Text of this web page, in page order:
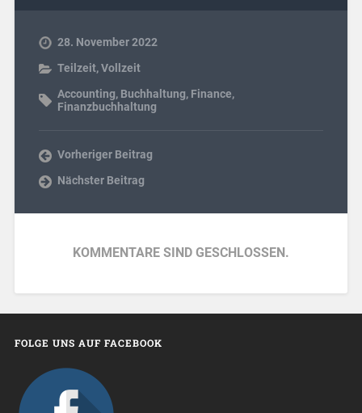
28. November 2022
Teilzeit,Vollzeit
Accounting, Buchhaltung, Finance,
Finanzbuchhaltung
Vorheriger Beitrag
Nächster Beitrag
KOMMENTARE SIND GESCHLOSSEN.
FOLGE UNS AUF FACEBOOK